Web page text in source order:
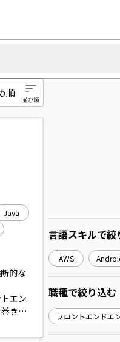
Java
的な
エン
き込
Web
言語スキルで絞
AWS
職種で絞り込む
フロントエンドエ